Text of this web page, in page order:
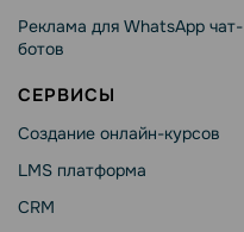
Реклама для WhatsApp чат-
ботов
СЕРВИСЫ
Создание онлайн-курсов
LMS платформа
CRM